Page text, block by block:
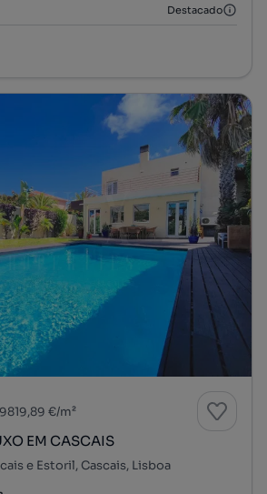
Destacado
9819,89 €/m²
EM CASCAIS
e Estoril, Cascais, Lisboa